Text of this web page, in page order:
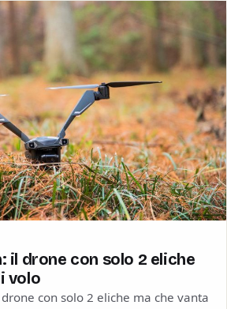
il drone con solo 2 eliche
volo
con solo 2 eliche ma che vanta